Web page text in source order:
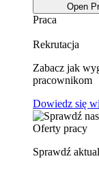
Open
Praca
Rekrutacja
Zabacz jak
pracownikom
Dowiedz się
Oferty pracy
Sprawdź